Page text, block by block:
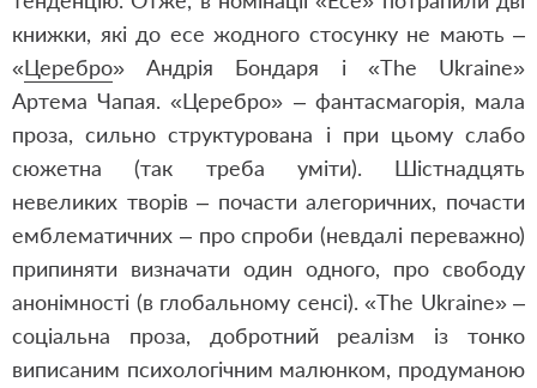
книжки, які до есе жодного стосунку не мають –
«Церебро» Андрія Бондаря і «The Ukraine»
Артема Чапая. «Церебро» – фантасмагорія, мала
проза, сильно структурована і при цьому слабо
сюжетна (так треба уміти). Шістнадцять
невеликих творів – почасти алегоричних, почасти
емблематичних – про спроби (невдалі переважно)
припиняти визначати один одного, про свободу
анонімності (в глобальному сенсі). «The Ukraine» –
соціальна проза, добротний реалізм із тонко
виписаним психологічним малюнком, продуманою